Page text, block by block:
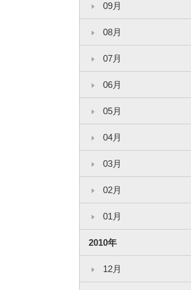
09月
08月
07月
06月
05月
04月
03月
02月
01月
2010年
12月